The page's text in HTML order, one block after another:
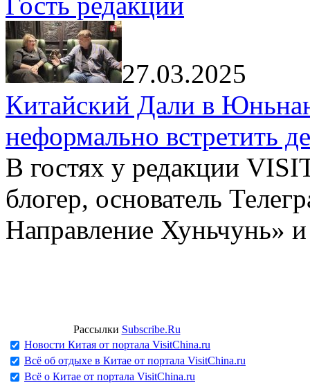
27.03.2025
Китайский Дали в
неформально встретить
В гостях у редакции
блогер, основатель
Направление Хуньчунь»
Рассылки Subscribe.Ru
Новости Китая от портала VisitChina.ru
Всё об отдыхе в Китае от портала VisitChina.ru
Всё о Китае от портала VisitChina.ru